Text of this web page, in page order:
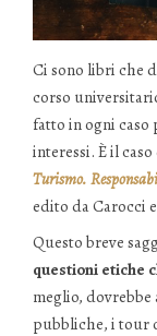
Ci sono libri che
corso
fatto in ogni
interessi. È il caso
Turismo.
edito da Carocci
Questo breve
questioni etiche
meglio,
pubbliche, i tour